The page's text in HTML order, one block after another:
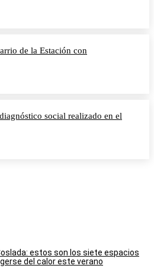
de la Estación con
social realizado en el
estos son los siete espacios
del calor este verano